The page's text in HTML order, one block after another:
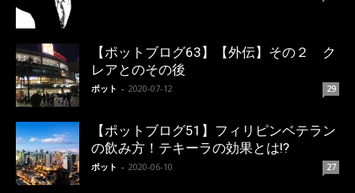
【ポットブログ63】【外伝】その２ ク
レアとのその後
ポット - 2020-07-12 29
【ポットブログ51】フィリピンベテラン
の飲み方！テキーラの効果とは!?
ポット - 2020-06-10 27